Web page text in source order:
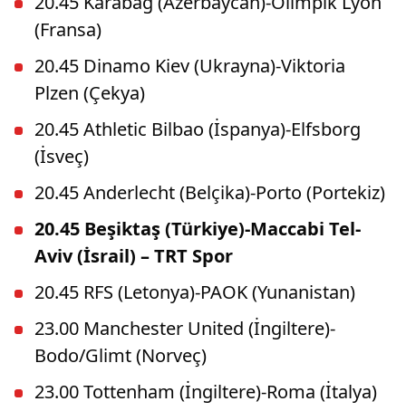
(Fransa)
20.45 Dinamo Kiev (Ukrayna)-Viktoria
Plzen (Çekya)
20.45 Athletic Bilbao (İspanya)-Elfsborg
(İsveç)
20.45 Anderlecht (Belçika)-Porto (Portekiz)
20.45 Beşiktaş (Türkiye)-Maccabi Tel-
Aviv (İsrail) – TRT Spor
20.45 RFS (Letonya)-PAOK (Yunanistan)
23.00 Manchester United (İngiltere)-
Bodo/Glimt (Norveç)
23.00 Tottenham (İngiltere)-Roma (İtalya)